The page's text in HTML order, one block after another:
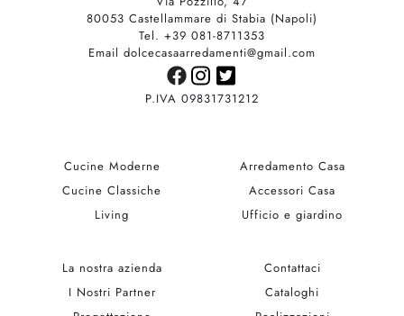
80053 Castellammare di Stabia (Napoli)
Tel. +39 081-8711353
Email dolcecasaarredamenti@gmail.com
P.IVA 09831731212
Cucine Moderne
Cucine Classiche
Living
Arredamento Casa
Accessori Casa
Ufficio e giardino
La nostra azienda
I Nostri Partner
Contattaci
Cataloghi